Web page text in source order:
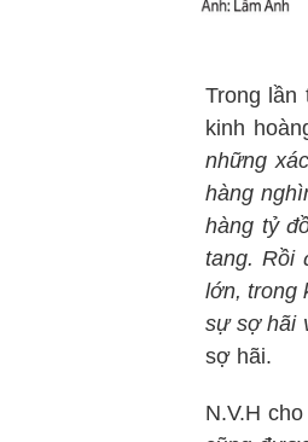
Trong lần
kinh
những
hàng
hàng tỷ
tang. Rồi
lớn, trong
sự sợ hãi
sợ hãi.
N.V.H